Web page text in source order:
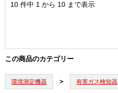
10 件中 1 から 10 まで表示
この商品のカテゴリー
環境測定機器 有害ガス検知器